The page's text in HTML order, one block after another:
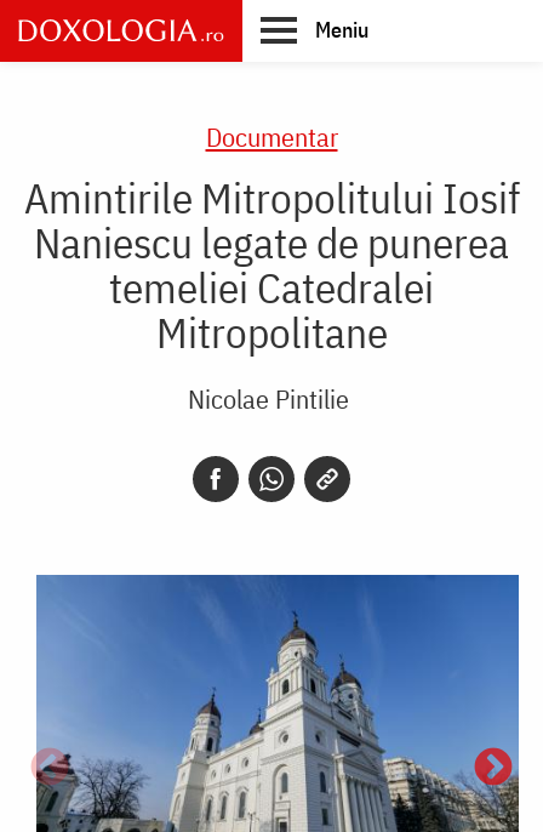
Skip
to
main
Meniu
Documentar
Amintirile Mitropolitului Iosif
Naniescu legate de punerea
temeliei Catedralei
Mitropolitane
Nicolae Pintilie